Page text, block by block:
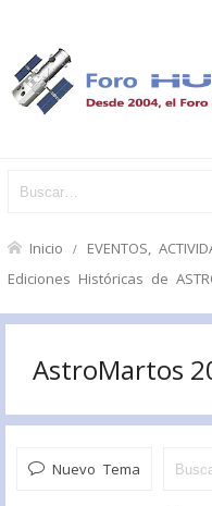
Inicio EVENTOS,
Ediciones Históricas de
AstroMartos
Nuevo Tema